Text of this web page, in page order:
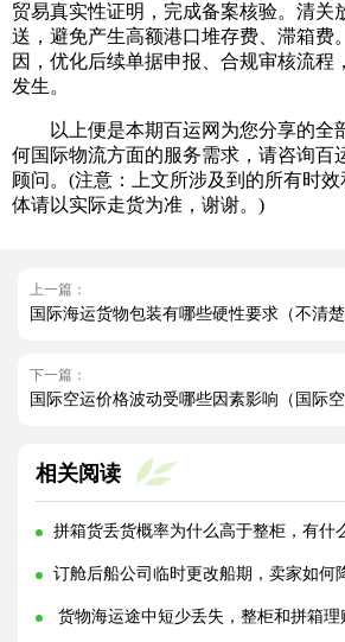
贸易真实性证明，完成备案核验。清关
送，避免产生高额港口堆存费、滞箱费
因，优化后续单据申报、合规审核流程
发生。
以上便是本期百运网为您分享的全
何国际物流方面的服务需求，请咨询百
顾问。(注意：上文所涉及到的所有时
体请以实际走货为准，谢谢。)
上一篇：
国际海运货物包装有哪些硬性要求（不清
下一篇：
国际空运价格波动受哪些因素影响（国际
相关阅读
拼箱货丢货概率为什么高于整柜，有什么办法降低风险
订舱后船公司临时更改船期，卖家如何降低订单交付损
货物海运途中短少丢失，整柜和拼箱理赔流程有什么区